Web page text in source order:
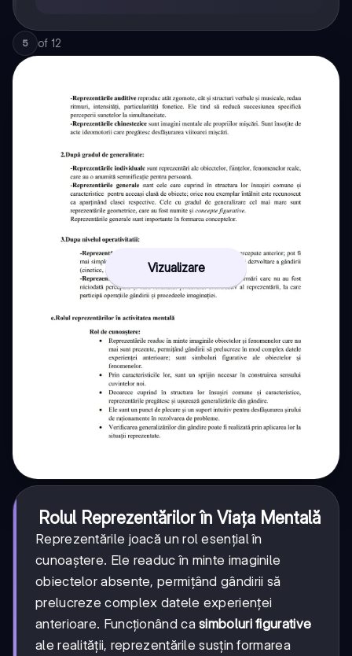
5 of 12
Vizualizare
Rolul Reprezentărilor în Viața Mentală
Reprezentările joacă un rol esențial în
cunoaștere. Ele readuc în minte imaginile
obiectelor absente, permițând gândirii să
prelucreze complex datele experienței
anterioare. Funcționând casimboluri figurative
ale realității, reprezentările susțin formarea